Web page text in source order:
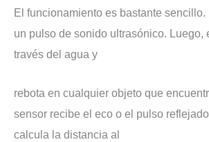
​El funcionamiento es bastante sencillo.
un pulso de sonido ultrasónico. Luego,
través del agua y
rebota en cualquier objeto que
sensor recibe el eco o el pulso
calcula la distancia al